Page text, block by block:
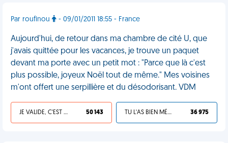
Par roufinou - 09/01/2011 18:55 - France
Aujourd'hui, de retour dans ma chambre de cité U, que
j'avais quittée pour les vacances, je trouve un paquet
devant ma porte avec un petit mot : "Parce que là c'est
plus possible, joyeux Noël tout de même." Mes voisines
m'ont offert une serpillière et du désodorisant. VDM
JE VALIDE, C'EST UNE VDM 50 143 TU L'AS BIEN MÉRITÉ 36 975